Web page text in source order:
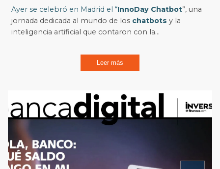
Ayer se celebró en Madrid el “InnoDay Chatbot”, una
jornada dedicada al mundo de los chatbotsy la
inteligencia artificial que contaron con la...
Leer más